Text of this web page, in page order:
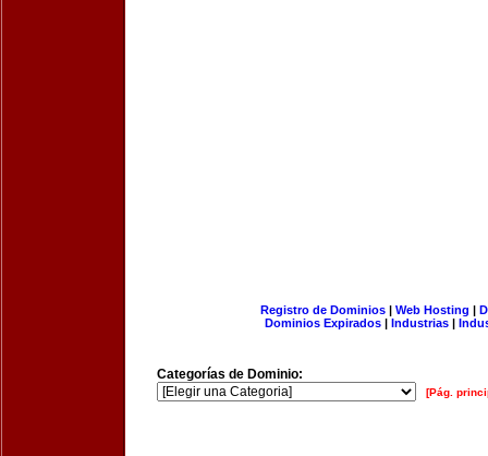
Registro de Dominios| Web Hosting |
Dominios Expirados | Industrias |
Categorías de Dominio:
[Pág.